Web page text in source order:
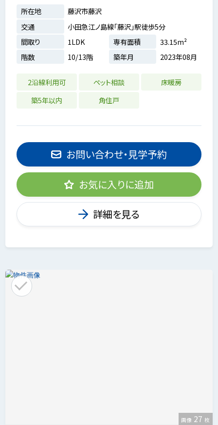
所在地
藤沢市藤沢
交通
小田急江ノ島線「藤沢」駅徒歩5分
間取り
1LDK 専有面積
33.15m²
階数
10/13階 築年月 2023年08月
2沿線利用可 ペット相談
床暖房
築5年以内
角住戸
お問い合わせ・見学予約
お気に入りに追加
詳細を見る
画像 27 枚